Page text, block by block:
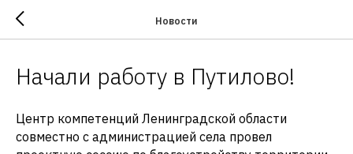
Новости
Начали работу в Путилово!
Центр компетенций Ленинградской области
совместно с администрацией села провел